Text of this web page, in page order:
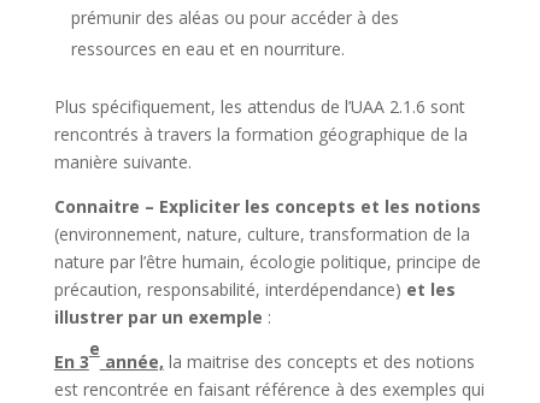
prémunir des aléas ou pour accéder à des
ressources en eau et en nourriture.
Plus spécifiquement, les attendus de l’UAA 2.1.6 sont
rencontrés à travers la formation géographique de la
manière suivante.
Connaitre – Expliciter les concepts et les notions
(environnement, nature, culture, transformation de la
nature par l’être humain, écologie politique, principe de
précaution, responsabilité, interdépendance) et les
illustrer par un exemple :
En 3
e
année, la maitrise des concepts et des notions
est rencontrée en faisant référence à des exemples qui